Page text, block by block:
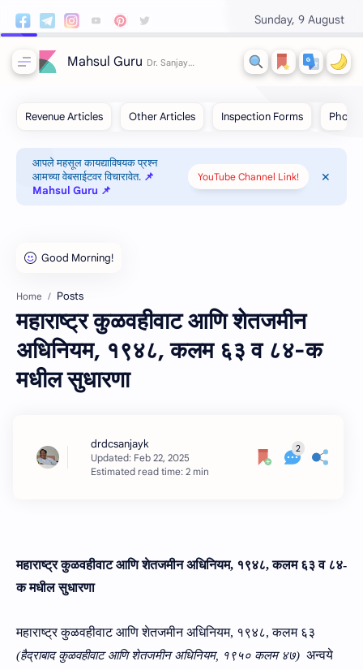
Sunday, 9 August
Mahsul Guru
आपले महसूल कायद्याविषयक प्रश्न
आमच्या वेबसाईटवर विचारावेत. 📌
Mahsul Guru 📌
YouTube Channel Link!
Home Posts
महाराष्‍ट्र कुळवहीवाट आणि शेतजमीन
अधिनियम, १९४८, कलम ६३ व ८४-क
मधील सुधारणा
Estimated read time: 2 min
महाराष्‍ट्र कुळवहीवाट आणि शेतजमीन अधिनियम, १९४८, कलम६३ व ८४-
क मधीलसुधारणा
महाराष्‍ट्र कुळवहीवाट आणि शेतजमीन अधिनियम, १९४८, कलम ६३
(हैद्राबाद कुळवहीवाट आणि शेतजमीन अधिनियम, १९५० कलम ४७) अन्‍वये